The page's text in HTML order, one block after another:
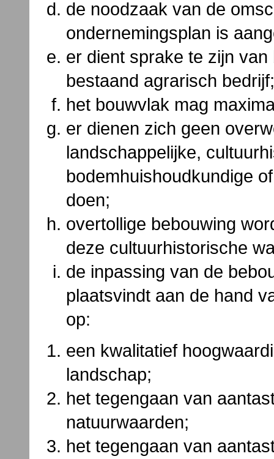
de noodzaak van de
ondernemingsplan is
er dient sprake te zijn
bestaand agrarisch bedrijf;
het bouwvlak mag
er dienen zich geen
landschappelijke,
bodemhuishoudkundige
doen;
overtollige bebouwing
deze cultuurhistorische
de inpassing van de
plaatsvindt aan de hand
op:
een kwalitatief
landschap;
het tegengaan van
natuurwaarden;
het tegengaan van